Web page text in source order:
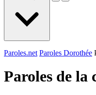
Paroles.net Paroles Dorothée
Paroles de la